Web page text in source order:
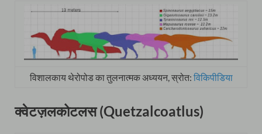
विशालकाय थेरोपोड का तुलनात्मक अध्ययन, स्रोत: विकिपीडिया
क्वेटज़लकोटलस (Quetzalcoatlus‭)